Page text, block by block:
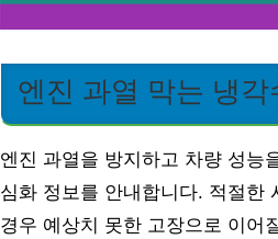
엔진 과열 막는 냉각
엔진 과열을 방지하고 차량 성능
심화 정보를 안내합니다. 적절한
경우 예상치 못한 고장으로 이어